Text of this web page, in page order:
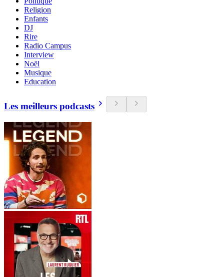
Religion
Enfants
DJ
Rire
Radio Campus
Interview
Noël
Musique
Education
Les meilleurs podcasts